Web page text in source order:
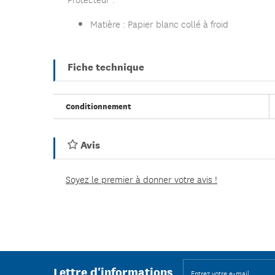
Matière : Papier blanc collé à froid
Fiche technique
Conditionnement
Avis
Soyez le premier à donner votre avis !
Lettre d'informations